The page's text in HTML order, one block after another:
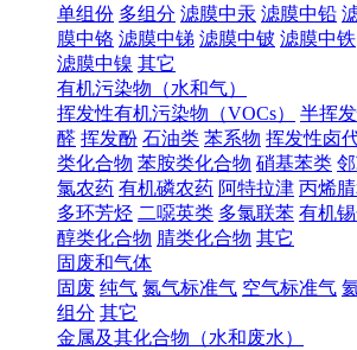
单组份 多组分 滤膜中汞 滤膜中铅
膜中铬 滤膜中锑 滤膜中铍 滤膜中铁
滤膜中镍 其它
有机污染物（水和气）
挥发性有机污染物（VOCs）
半挥
醛 挥发酚 石油类 苯系物 挥发性卤
类化合物 苯胺类化合物 硝基苯类
氯农药 有机磷农药 阿特拉津 丙烯
多环芳烃 二噁英类 多氯联苯 有机
醇类化合物 腈类化合物 其它
固废和气体
固废 纯气 氮气标准气 空气标准气
组分 其它
金属及其化合物（水和废水）